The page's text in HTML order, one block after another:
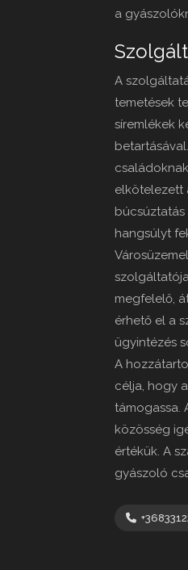
a
A
temetések
síremlékek
elkötelezett
búcsúztatás
hangsúlyt
megfelelő,
érhető el a
ügyintézés
A
célja, hogy
támogassa.
közösség
értékük. A
gyászoló